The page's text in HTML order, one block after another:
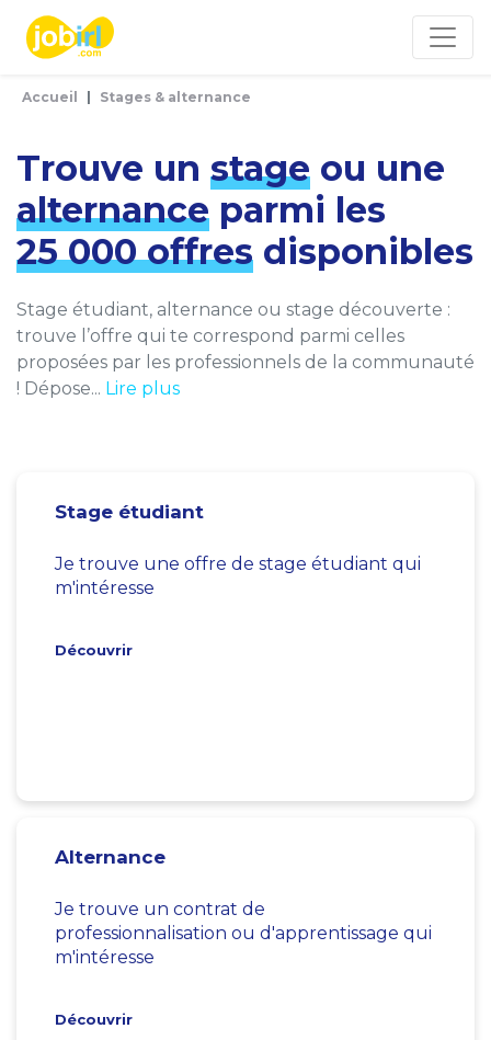
Accueil Stages & alternance
Trouve un stage ou une
alternance parmi les
25 000 offres disponibles
Stage étudiant, alternance ou stage découverte :
trouve l’offre qui te correspond parmi celles
proposées par les professionnels de la communauté
! Dépose... Lire plus
Stage étudiant
Je trouve une offre de stage étudiant qui
m'intéresse
Découvrir
Alternance
Je trouve un contrat de
professionnalisation ou d'apprentissage qui
m'intéresse
Découvrir
Panneau de gestion des cookies